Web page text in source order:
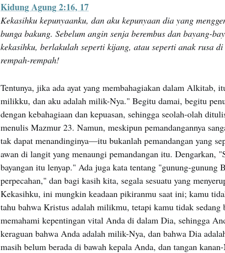
Kidung Agung 2:16, 17
Kekasihku kepunyaanku, dan aku kepunyaan dia yang
bunga bakung. Sebelum angin senja berembus dan bayang-
kekasihku, berlakulah seperti kijang, atau seperti anak rusa
rempah-rempah!
Tentunya, jika ada ayat yang membahagiakan dalam
milikku, dan aku adalah milik-Nya." Begitu damai, begitu
dengan kebahagiaan dan kepuasan, sehingga seolah-olah
menulis Mazmur 23. Namun, meskipun pemandangannya
tak dapat menandinginya—itu bukanlah pemandangan yang
awan di langit yang menaungi pemandangan itu. Dengarkan,
bayangan itu lenyap." Ada juga kata tentang "gunung-gunung
perpecahan," dan bagi kasih kita, segala sesuatu yang
Kekasihku, ini mungkin keadaan pikiranmu saat ini; kamu
tahu bahwa Kristus adalah milikmu, tetapi kamu tidak sedang
memahami kepentingan vital Anda di dalam Dia, sehingga
keraguan bahwa Anda adalah milik-Nya, dan bahwa Dia
masih belum berada di bawah kepala Anda, dan tangan